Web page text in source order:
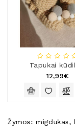
Tapukai
12,99€
Žymos:migdukas,